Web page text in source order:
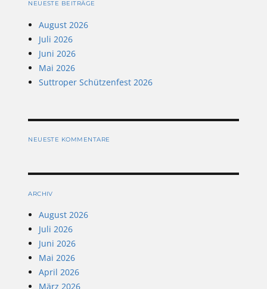
NEUESTE BEITRÄGE
August 2026
Juli 2026
Juni 2026
Mai 2026
Suttroper Schützenfest 2026
NEUESTE KOMMENTARE
ARCHIV
August 2026
Juli 2026
Juni 2026
Mai 2026
April 2026
März 2026